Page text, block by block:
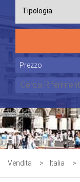
Vendita > Italia >